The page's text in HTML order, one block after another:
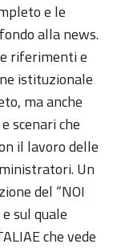
e le
alla news.
riferimenti e
istituzionale
ma anche
scenari che
il lavoro delle
Un
del “NOI
sul quale
che vede